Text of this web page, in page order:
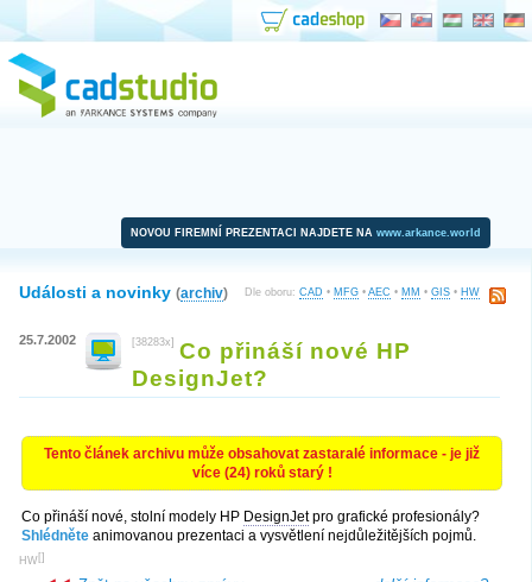
NOVOU FIREMNÍ PREZENTACI NAJDETE NA www.arkance.world
Dle oboru: CAD • MFG • AEC • MM • GIS • HW
Události a novinky (archiv)
25.7.2002 [38283x] Co přináší nové HP
DesignJet?
Tento článek archivu může obsahovat zastaralé informace - je již
více (24) roků starý !
Co přináší nové, stolní modely HP DesignJetpro grafické profesionály?
Shlédněte animovanou prezentaci a vysvětlení nejdůležitějších pojmů.
[
HW ]